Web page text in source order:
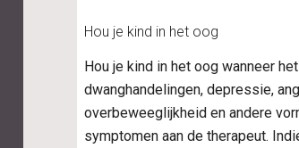
Hou je kind in het oog
Hou je kind in het oog wanneer
dwanghandelingen, depressie,
overbeweeglijkheid en andere
symptomen aan de therapeut.